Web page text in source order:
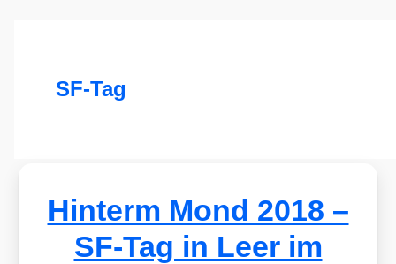
SF-Tag
Hinterm Mond 2018 –
SF-Tag in Leer im